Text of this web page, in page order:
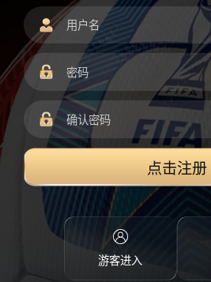
点击注册
游客进入